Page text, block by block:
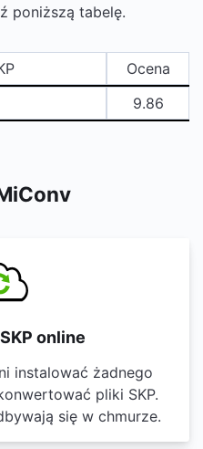
poniższą tabelę.
Ocena
9.86
online
instalować żadnego
pliki SKP.
się w chmurze.